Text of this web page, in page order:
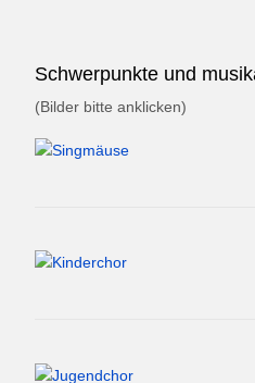
Schwerpunkte und
(Bilder bitte anklicken)